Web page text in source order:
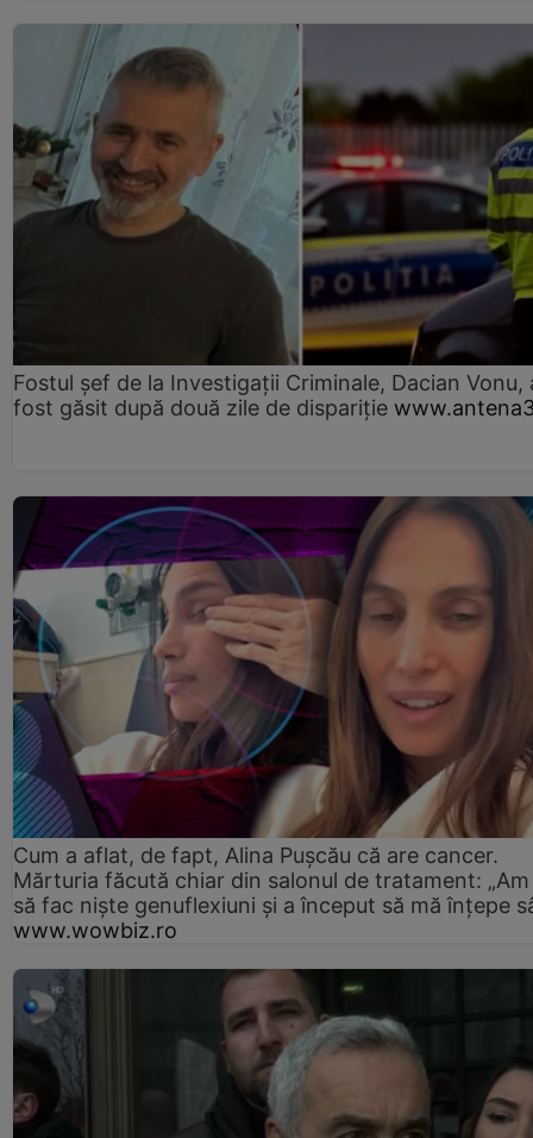
Fostul șef de la Investigații Criminale, Dacian Vonu,
fost găsit după două zile de dispariţie
Cum a aflat, de fapt, Alina Pușcău că are cancer.
Mărturia făcută chiar din salonul de tratament:
să fac niște genuflexiuni și a început să mă înțepe
www.wowbiz.ro